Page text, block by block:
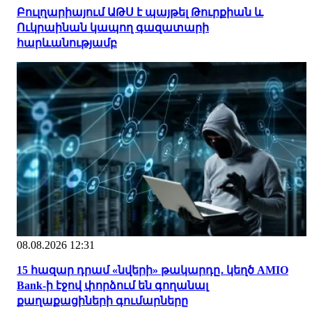
Բուլղարիայում ԱԹՍ է պայթել Թուրքիան և
Ուկրաինան կապող գազատարի
հարևանությամբ
08.08.2026 12:31
15 հազար դրամ «նվերի» թակարդը․ կեղծ AMIO
Bank-ի էջով փորձում են գողանալ
քաղաքացիների գումարները